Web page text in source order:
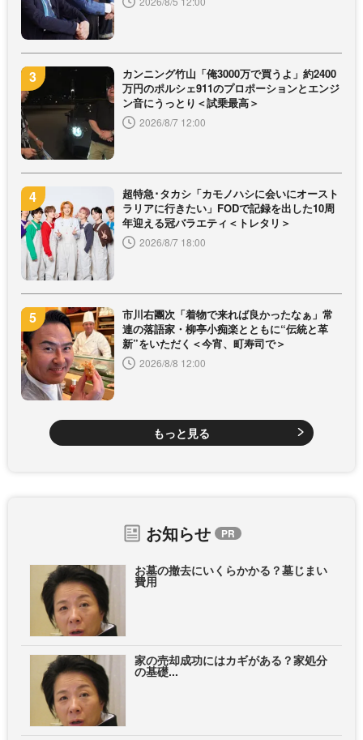
カンニング竹山「俺3000万で買うよ」約2400
万円のポルシェ911のプロポーションとエンジ
ン音にうっとり＜試乗最高＞
2026/8/7 12:00
超特急･タカシ「カモノハシに会いにオースト
ラリアに行きたい」FODで記録を出した10周
年迎える冠バラエティ＜トレタリ＞
2026/8/7 18:00
市川右團次「着物で来れば良かったなぁ」常
連の落語家・柳亭小痴楽とともに“伝統と革
新”をいただく＜今宵、町寿司で＞
2026/8/8 12:00
もっと見る
お知らせ
お墓の撤去にいくらかかる？墓じまい
費用
家の売却成功にはカギがある？家処分
の基礎...